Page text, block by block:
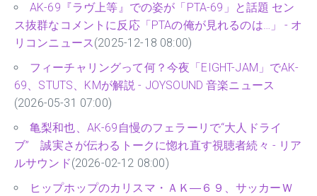
AK-69『ラヴ上等』での姿が「PTA-69」と話題 セン
ス抜群なコメントに反応「PTAの俺が見れるのは…」 - オ
リコンニュース(2025-12-18 08:00)
フィーチャリングって何？今夜「EIGHT-JAM」でAK-
69、STUTS、KMが解説 - JOYSOUND 音楽ニュース
(2026-05-31 07:00)
亀梨和也、AK-69自慢のフェラーリで“大人ドライ
ブ” 誠実さが伝わるトークに惚れ直す視聴者続々 - リア
ルサウンド(2026-02-12 08:00)
ヒップホップのカリスマ・ＡＫ―６９、サッカーＷ